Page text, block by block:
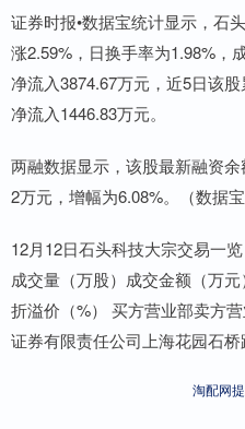
证券时报•数据宝统计显示，石
涨2.59%，日换手率为1.98%，
净流入3874.67万元，近5日该
净流入1446.83万元。
两融数据显示，该股最新融资
2万元，增幅为6.08%。（数据宝
12月12日石头科技大宗交易一览
成交量（万股）成交金额（万
折溢价（%） 买方营业部卖方
证券有限责任公司上海花园石
淘配网